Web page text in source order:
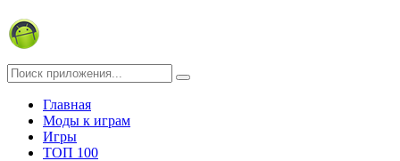
Главная
Моды к играм
Игры
ТОП 100